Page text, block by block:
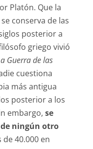
Platón. Que la
conserva de las
posterior a
griego vivió
Guerra de las
cuestiona
más antigua
posterior a los
embargo, se
ningún otro
de 40.000 en